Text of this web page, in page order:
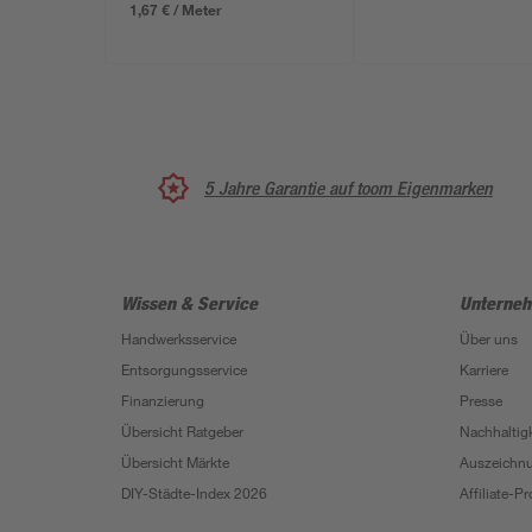
1,67 € / Meter
5 Jahre Garantie auf toom Eigenmarken
Wissen & Service
Handwerksservice
Entsorgungsservice
Finanzierung
Übersicht Ratgeber
Übersicht Märkte
DIY-Städte-Index 2026
Über uns
Karriere
Presse
Affiliate-